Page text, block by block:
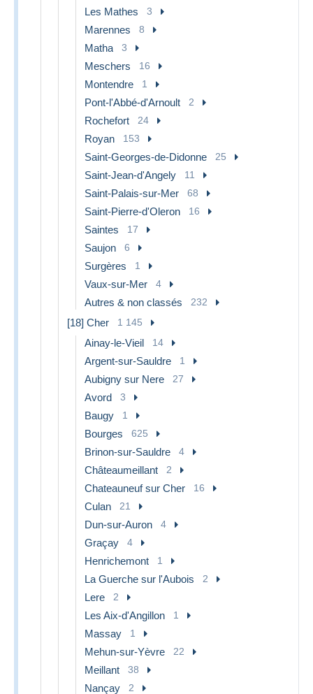
Les Mathes 3
Marennes 8
Matha 3
Meschers 16
Montendre 1
Pont-l'Abbé-d'Arnoult 2
Rochefort 24
Royan 153
Saint-Georges-de-Didonne 25
Saint-Jean-d'Angely 11
Saint-Palais-sur-Mer 68
Saint-Pierre-d'Oleron 16
Saintes 17
Saujon 6
Surgères 1
Vaux-sur-Mer 4
Autres & non classés 232
[18] Cher 1 145
Ainay-le-Vieil 14
Argent-sur-Sauldre 1
Aubigny sur Nere 27
Avord 3
Baugy 1
Bourges 625
Brinon-sur-Sauldre 4
Châteaumeillant 2
Chateauneuf sur Cher 16
Culan 21
Dun-sur-Auron 4
Graçay 4
Henrichemont 1
La Guerche sur l'Aubois 2
Lere 2
Les Aix-d'Angillon 1
Massay 1
Mehun-sur-Yèvre 22
Meillant 38
Nançay 2